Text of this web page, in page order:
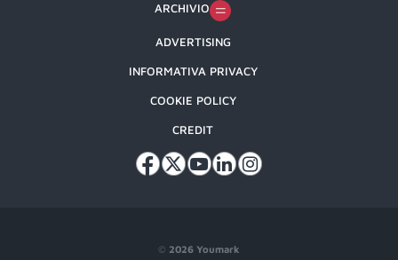
© 2026 Youmark
ARCHIVIO
ADVERTISING
INFORMATIVA PRIVACY
COOKIE POLICY
CREDIT